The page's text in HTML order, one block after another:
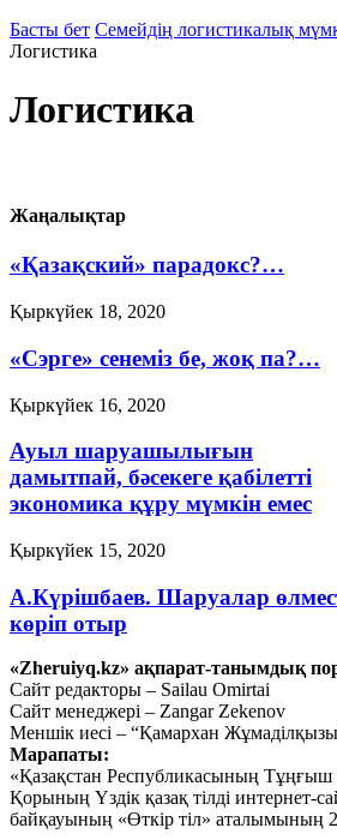
Басты бет Семейдің логистикалық
Логистика
Логистика
Жаңалықтар
«Қазақский» парадокс?…
Қыркүйек 18, 2020
«Сэрге» сенеміз бе, жоқ па?…
Қыркүйек 16, 2020
Ауыл шаруашылығын
дамытпай, бәсекеге қабілетті
экономика құру мүмкін емес
Қыркүйек 15, 2020
А.Күрішбаев. Шаруалар
көріп отыр
Қыркүйек 14, 2020
Қысқасы, «полный хаос»!
Қыркүйек 10, 2020
Тағы оқу
«Zheruiyq.kz» ақпарат-танымдық
Сайт редакторы – Sailau Omirtai
Сайт менеджері – Zangar Zekenov
Меншік иесі – “Қамархан
Марапаты:
«Қазақстан Республикасының Тұңғыш
Қорының Үздік қазақ тілді интернет-
байқауының «Өткір тіл» аталымының